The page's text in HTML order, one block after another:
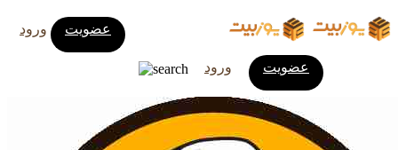
ورود عضویت
ورود عضویت